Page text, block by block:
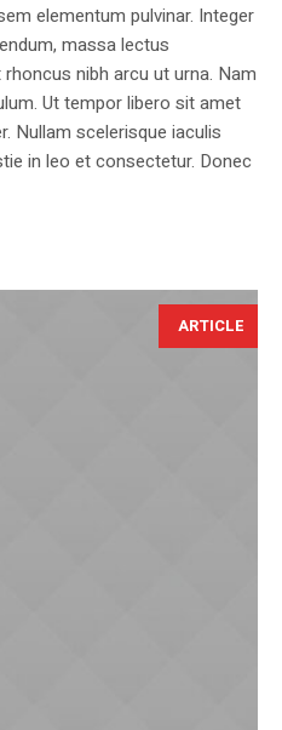
elementum pulvinar. Integer
massa lectus
nibh arcu ut urna. Nam
Ut tempor libero sit amet
Nullam scelerisque iaculis
in leo et consectetur. Donec
ARTICLE